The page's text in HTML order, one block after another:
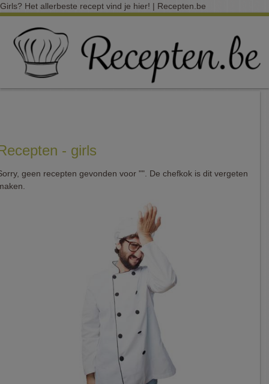
Girls? Het allerbeste recept vind je hier! | Recepten.be
- girls
geen recepten gevonden voor "". De chefkok is dit vergeten